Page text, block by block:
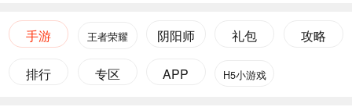
手游 王者荣耀 阴阳师 礼包 攻略
排行 专区 APP H5小游戏